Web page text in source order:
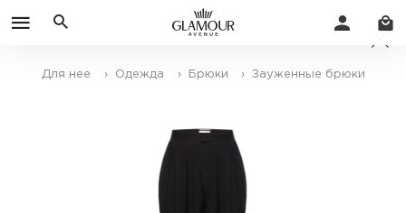
Для нее › Одежда › Брюки › Зауженные брюки